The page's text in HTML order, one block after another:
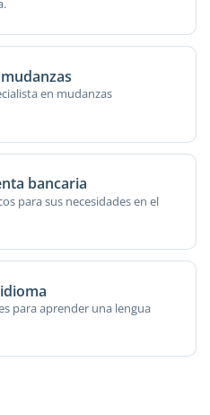
en mudanzas
bancaria
para sus necesidades en el
para aprender una lengua